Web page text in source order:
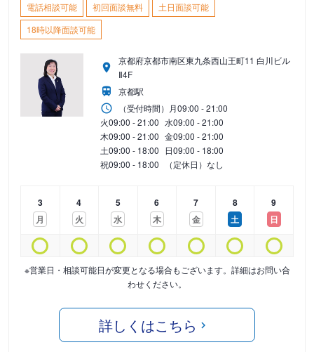
電話相談可能 初回面談無料
土日面談可能
18時以降面談可能
京都府京都市南区東九条西山王町11 白川ビル
Ⅱ4F
京都駅
（受付時間） 月09:00 - 21:00
火09:00 - 21:00 水09:00 - 21:00
木09:00 - 21:00 金09:00 - 21:00
土09:00 - 18:00 日09:00 - 18:00
祝09:00 - 18:00 （定休日）なし
3
月
4
火
5
水
6
木
7
金
8
土
9
日
※営業日・相談可能日が変更となる場合もございます。詳細はお問い合
わせください。
詳しくはこちら